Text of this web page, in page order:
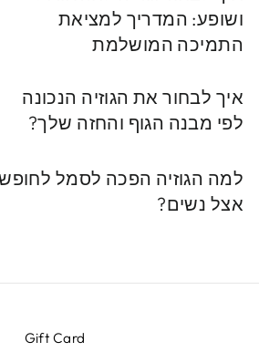
ושופע: המדריך למציאת
התמיכה המושלמת
איך לבחור את הגוזיה הנכונה
לפי מבנה הגוף והחזה שלך?
למה הגוזיה הפכה לסמל
אצל נשים?
Gift Card